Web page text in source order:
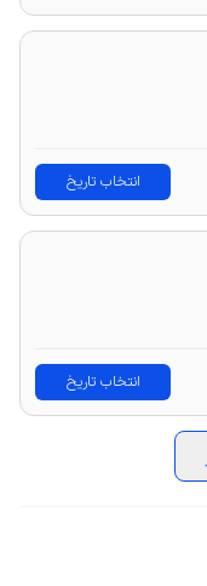
انتخاب تاریخ
انتخاب تاریخ